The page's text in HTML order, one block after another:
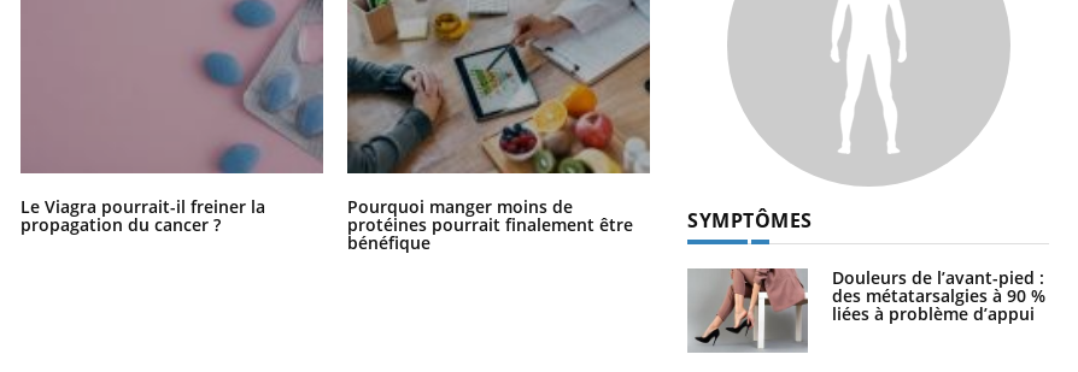
Le Viagra pourrait-il freiner la
propagation du cancer ?
Pourquoi manger moins de
protéines pourrait finalement être
bénéfique
science
SYMPTÔMES
Douleurs de l’avant-pied :
des métatarsalgies à 90 %
liées à problème d’appui